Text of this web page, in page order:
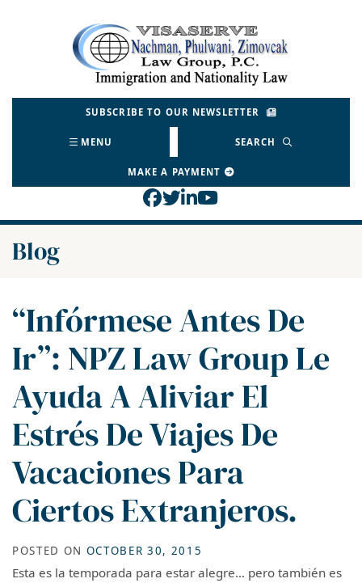
Return home
SUBSCRIBE TO OUR NEWSLETTER
MENU SEARCH
MAKE A PAYMENT
View our profile on
View our feed on
View our firm profile
View our channel
Blog
“Infórmese Antes De
Ir”: NPZ Law Group Le
Ayuda A Aliviar El
Estrés De Viajes De
Vacaciones Para
Ciertos Extranjeros.
POSTED ON OCTOBER 30, 2015
Esta es la temporada para estar alegre… pero también es